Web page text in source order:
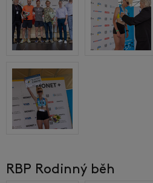
RBP Rodinný běh